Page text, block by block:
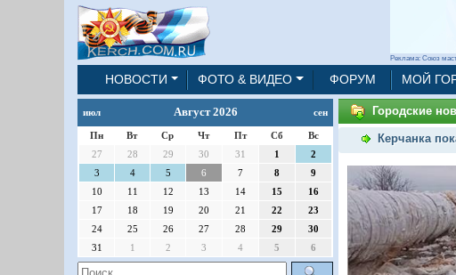
Реклама: Союз
НОВОСТИ ФОТО & ВИДЕО ФОРУМ МОЙ
июл Август 2026 сен
Пн Вт Ср Чт Пт Сб
Вс
27
28 29 30 31 1
2
3
4 5 6 7 8
9
10
11 12 13 14 15
16
17
18 19 20 21 22
23
24
25 26 27 28 29
30
31
1 2 3 4 5 6
Городские
Керчанка